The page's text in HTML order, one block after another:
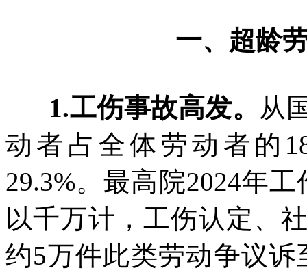
一、超龄
1.工伤事故高发。 从
动者占全体劳动者的
29.3%。最高院2024年
以千万计，工伤认定、
约5万件此类劳动争议诉